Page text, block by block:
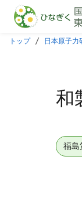
本文に飛ぶ
トップ 日本原子力
和
福島